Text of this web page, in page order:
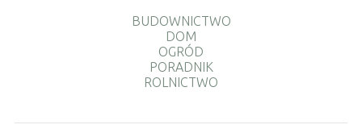
BUDOWNICTWO
DOM
OGRÓD
PORADNIK
ROLNICTWO